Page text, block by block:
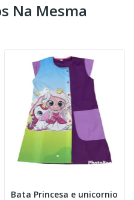
Na Mesma
Bata Princesa e unicornio